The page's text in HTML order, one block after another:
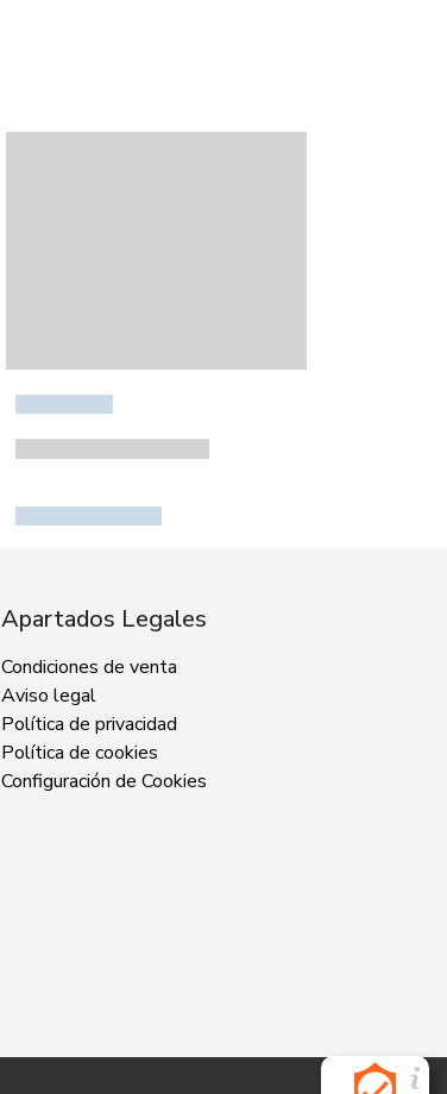
Apartados Legales
Condiciones de venta
Aviso legal
Política de privacidad
Política de cookies
Configuración de Cookies